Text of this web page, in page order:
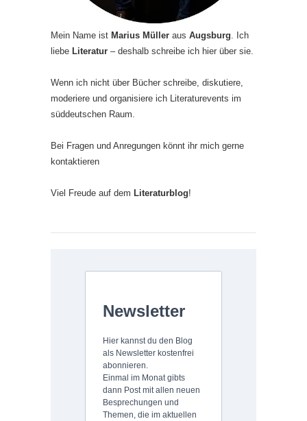
Mein Name ist Marius Müller aus Augsburg. Ich
liebe Literatur – deshalb schreibe ich hier über sie.
Wenn ich nicht über Bücher schreibe, diskutiere,
moderiere und organisiere ich Literaturevents im
süddeutschen Raum.
Bei Fragen und Anregungen könnt ihr mich gerne
kontaktieren
Viel Freude auf dem Literaturblog!
Newsletter
Hier kannst du den Blog
als Newsletter kostenfrei
abonnieren.
Einmal im Monat gibts
dann Post mit allen neuen
Besprechungen und
Themen, die im aktuellen